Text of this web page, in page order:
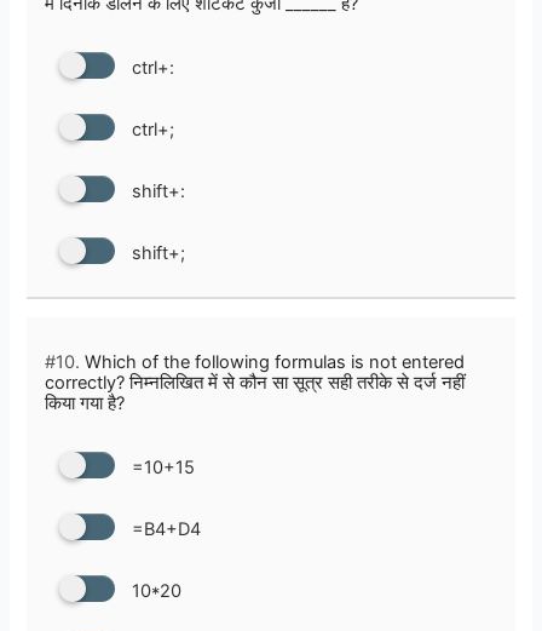
ctrl+:
ctrl+;
shift+:
shift+;
#10. Which of the following formulas is not entered
correctly? निम्नलिखित में से कौन सा सूत्र सही तरीके से दर्ज नहीं
किया गया है?
=10+15
=B4+D4
10*20